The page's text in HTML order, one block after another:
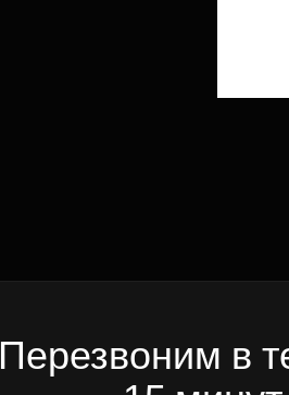
Перезвоним в